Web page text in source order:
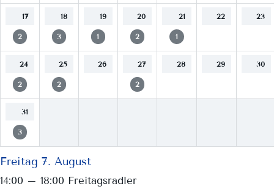
17
2
18
3
19
1
20
2
21
1
22 23
24
2
25
2
26 27
2
28 29 30
31
3
Freitag 7. August
14:00 – 18:00 Freitagsradler